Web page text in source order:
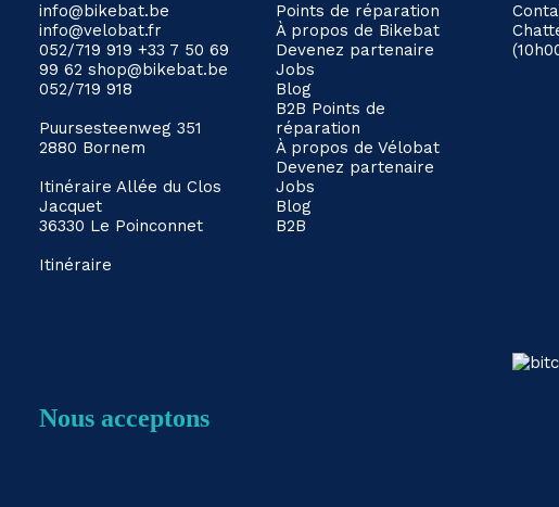
info@bikebat.be
info@velobat.fr
052/719 919 +33 7 50 69
99 62 shop@bikebat.be
052/719 918
Puursesteenweg 351
2880 Bornem
Itinéraire Allée du Clos
Jacquet
36330 Le Poinconnet
Itinéraire
Points de réparation
À propos de Bikebat
Devenez partenaire
Jobs
Blog
B2B Points de
réparation
À propos de Vélobat
Devenez partenaire
Jobs
Blog
B2B
Nous acceptons